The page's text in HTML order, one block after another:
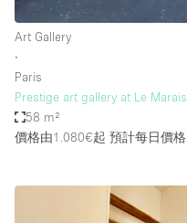
Art Gallery
∙
Paris
Prestige art gallery at Le Marais
58 m²
價格由1.080€起 預計每日價格